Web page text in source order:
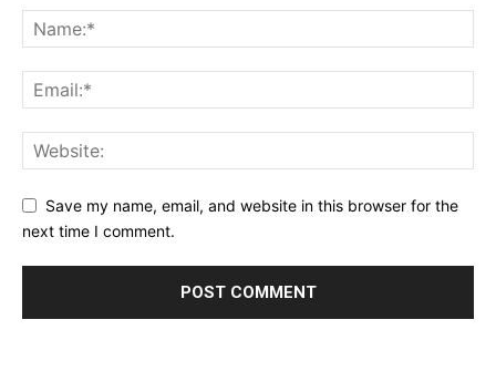
Save my name, email, and website in this browser for the
next time I comment.